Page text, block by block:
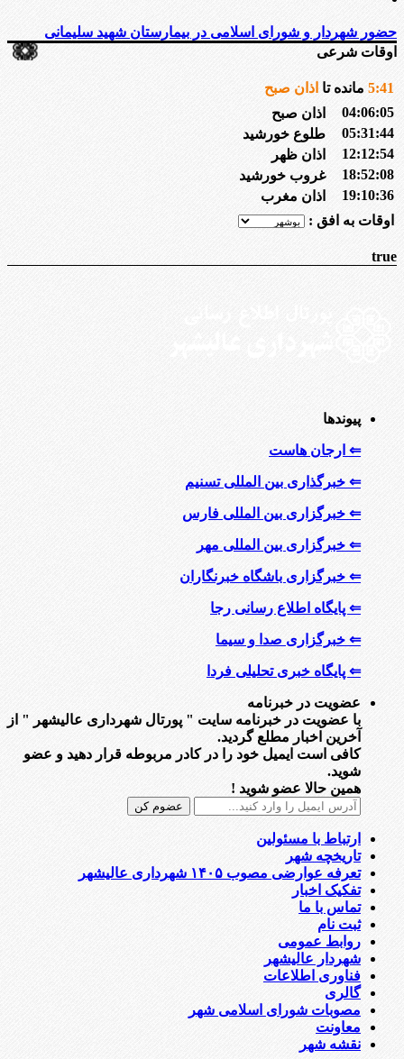
حضور شهردار و شورای اسلامی در بیمارستان شهید سلیمانی
اوقات شرعی
5:41 مانده تا اذان صبح
04:06:05
اذان صبح
05:31:44
طلوع خورشید
12:12:54
اذان ظهر
18:52:08
غروب خورشید
19:10:36
اذان مغرب
اوقات به افق :
true
پیوندها
⇐ ارجان هاست
⇐ خبرگذاری بین المللی تسنیم
⇐ خبرگزاری بین المللی فارس
⇐ خبرگزاری بین المللی مهر
⇐ خبرگزاری باشگاه خبرنگاران
⇐ پایگاه اطلاع رسانی رجا
⇐ خبرگزاری صدا و سیما
⇐ پایگاه خبری تحلیلی فردا
عضویت در خبرنامه
با عضویت در خبرنامه سایت " پورتال شهرداری عالیشهر " از
آخرین اخبار مطلع گردید.
کافی است ایمیل خود را در کادر مربوطه قرار دهید و عضو
شوید.
همین حالا عضو شوید !
ارتباط با مسئولین
تاریخچه شهر
تعرفه عوارضی مصوب ۱۴۰۵ شهرداری عالیشهر
تفکیک اخبار
تماس با ما
ثبت نام
روابط عمومی
شهردار عالیشهر
فناوری اطلاعات
گالری
مصوبات شورای اسلامی شهر
معاونت
نقشه شهر